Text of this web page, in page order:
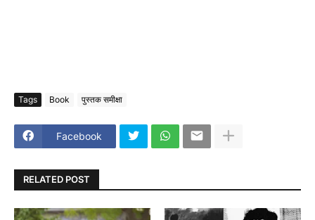
Tags Book पुस्तक समीक्षा
Facebook
RELATED POST